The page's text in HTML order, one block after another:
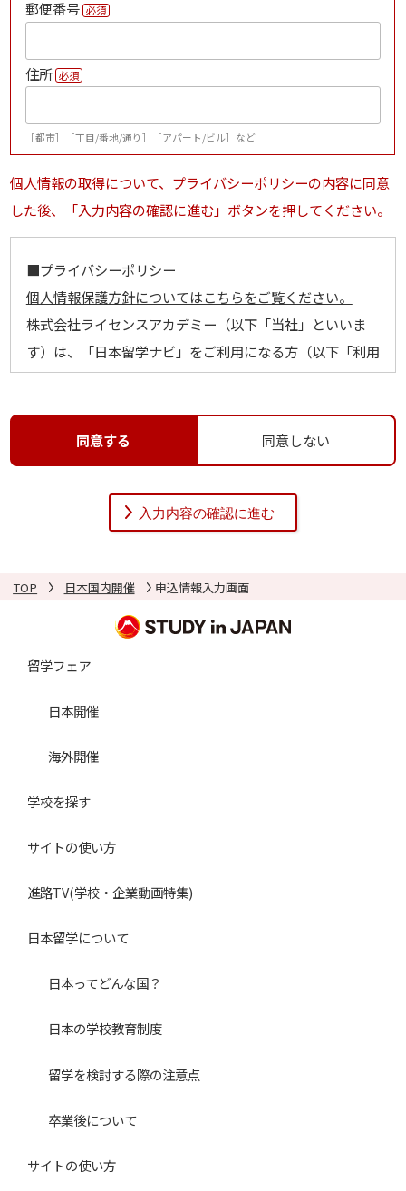
郵便番号 必須
住所 必須
［都市］［丁目/番地/通り］［アパート/ビル］など
個人情報の取得について、プライバシーポリシーの内容に同意
した後、「入力内容の確認に進む」ボタンを押してください。
■プライバシーポリシー
個人情報保護方針についてはこちらをご覧ください。
株式会社ライセンスアカデミー（以下「当社」といいま
す）は、「日本留学ナビ」をご利用になる方（以下「利用
者」といいます）のプライバシーを尊重し、利用者の個人
い、これを取扱うものとします。
個人情報とは、利用者個人に関する情報であって、当該情
報を構成する氏名、住所、電話番号、メールアドレス、学
いいます。また、その情報のみでは識別できない場合で
も、他の情報と容易に照合することができ、結果的に利用
者個人を識別できるものも個人情報に含まれます。
２．個人情報の利用目的
個人情報の利用目的は以下の通りです。当社は、本人の同
ず、利用目的を超えて個人情報を利用することはありませ
個人情報の利用停止については、本人の申し出に基づき適
切に対処いたします。
向け各種サービスの提供
く、資料請求先教育機関への個人情報開示
（３）利用者からの請求に基づく、暮らし情報（学生寮、
（４）利用者からの請求に基づく、当社発行進路・進学資
（５）進路に関する悩み相談の受付及び回答
（６）メールマガジン、サービス、各種お知らせ等の情報
（７）記事作成等におけるモニターや取材対象者の応募受
同意する 同意しない
TOP 日本国内開催 申込情報入力画面
留学フェア
日本開催
海外開催
学校を探す
サイトの使い方
進路TV(学校・企業動画特集)
日本留学について
日本ってどんな国？
日本の学校教育制度
留学を検討する際の注意点
卒業後について
サイトの使い方